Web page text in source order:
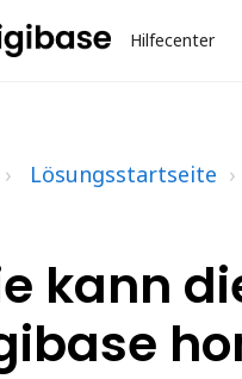
Hilfecenter
Lösungsstartseite
kann